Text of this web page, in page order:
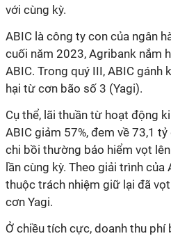
với cùng kỳ.
ABIC là công ty con của ngân
cuối năm 2023, Agribank nắm
ABIC. Trong quý III, ABIC gánh
hại từ cơn bão số 3 (Yagi).
Cụ thể, lãi thuần từ hoạt động
ABIC giảm 57%, đem về 73,1
chi bồi thường bảo hiểm vọt
lần cùng kỳ. Theo giải trình
thuộc trách nhiệm giữ lại đã
cơn Yagi.
Ở chiều tích cực, doanh thu